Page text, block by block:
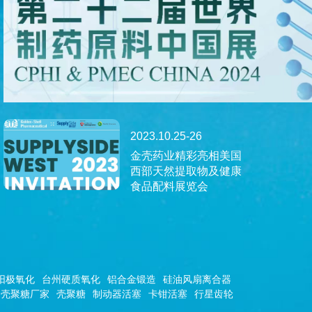
2023.10.25-26
金壳药业精彩亮相美国
西部天然提取物及健康
食品配料展览会
极氧化 台州硬质氧化 铝合金锻造
硅油风扇离合器
壳聚糖厂家
壳聚糖 制动器活塞 卡钳活塞 行星齿轮